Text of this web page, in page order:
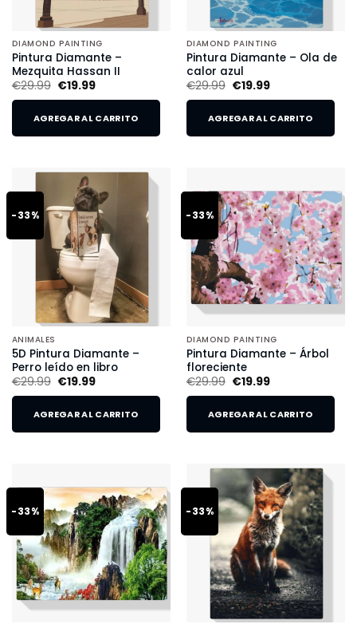
DIAMOND PAINTING
Pintura Diamante –
Mezquita Hassan II
€29.99 €19.99
AGREGAR AL CARRITO
DIAMOND PAINTING
Pintura Diamante – Ola de
calor azul
€29.99 €19.99
AGREGAR AL CARRITO
-33%
ANIMALES
5D Pintura Diamante –
Perro leído en libro
€29.99 €19.99
AGREGAR AL CARRITO
-33%
DIAMOND PAINTING
Pintura Diamante – Árbol
floreciente
€29.99 €19.99
AGREGAR AL CARRITO
-33% -33%